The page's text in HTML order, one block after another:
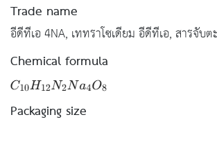
Trade name
อีดีทีเอ 4NA, เททราโซเดียม อีดีทีเอ, สารจับ
Chemical formula
Packaging size